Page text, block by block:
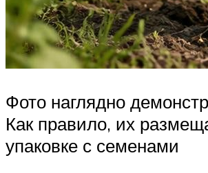
Фото наглядно
Как правило, их
упаковке с семенами